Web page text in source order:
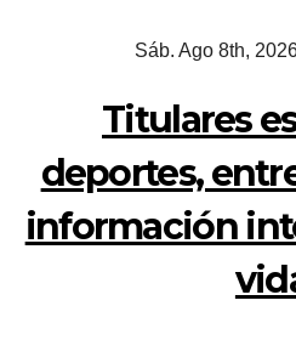
Sáb. Ago 8th,
Titulares
deportes,
información